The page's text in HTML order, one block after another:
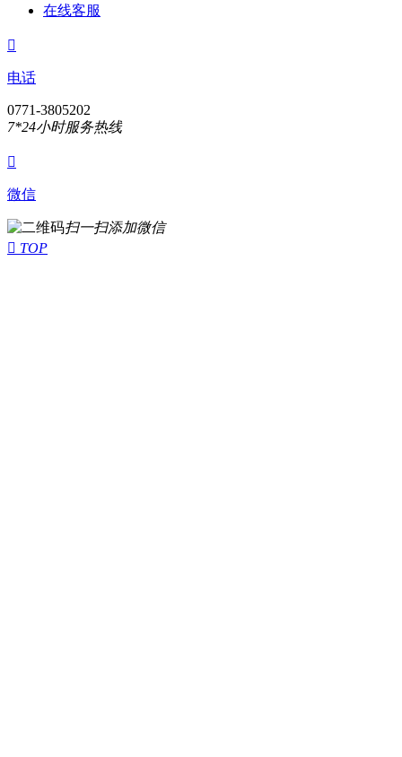
在线客服

电话
0771-3805202
7*24小时服务热线

微信
扫一扫添加微信
 TOP